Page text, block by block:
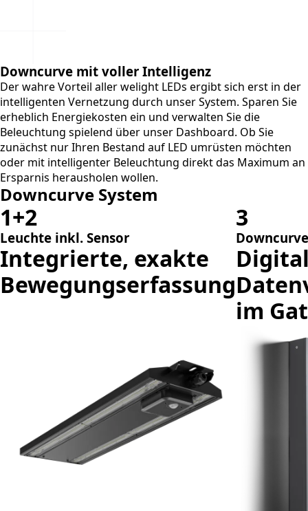
Downcurve mit voller Intelligenz
Der wahre Vorteil aller welight LEDs ergibt sich erst in der
intelligenten Vernetzung durch unser System. Sparen Sie
erheblich Energiekosten ein und verwalten Sie die
Beleuchtung spielend über unser Dashboard. Ob Sie
zunächst nur Ihren Bestand auf LED umrüsten möchten
oder mit intelligenter Beleuchtung direkt das Maximum an
Ersparnis herausholen wollen.
Downcurve System
1+2
Leuchte inkl. Sensor
Integrierte, exakte
Bewegungserfassung
3
im